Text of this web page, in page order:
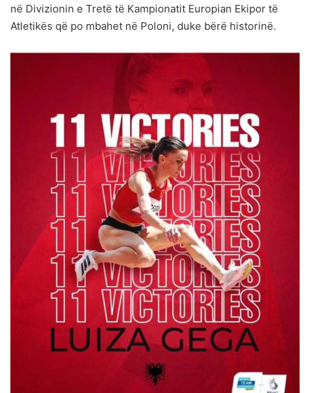
në Divizionin e Tretë të Kampionatit Europian Ekipor të
Atletikës që po mbahet në Poloni, duke bërë historinë.